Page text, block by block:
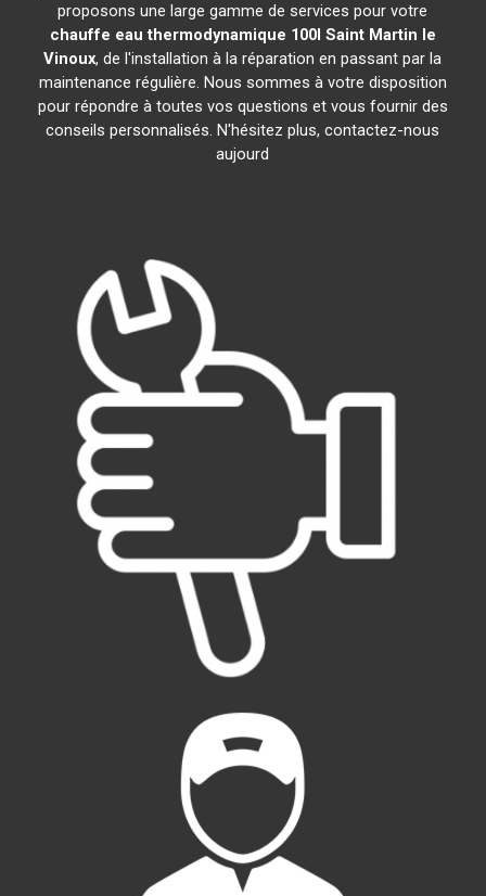
proposons une large gamme de services pour votre
chauffe eau thermodynamique 100l Saint Martin le
Vinoux, de l'installation à la réparation en passant par la
maintenance régulière. Nous sommes à votre disposition
pour répondre à toutes vos questions et vous fournir des
conseils personnalisés. N'hésitez plus, contactez-nous
aujourd